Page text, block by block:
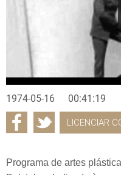
1974-05-16 00:41:19
LICENCIAR
Programa de artes